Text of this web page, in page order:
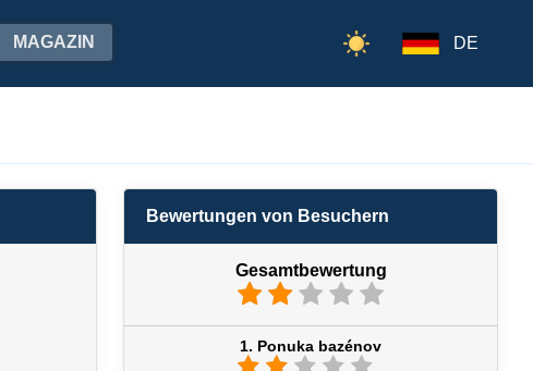
MAGAZIN DE
Bewertungen von Besuchern
Gesamtbewertung
1. Ponuka bazénov